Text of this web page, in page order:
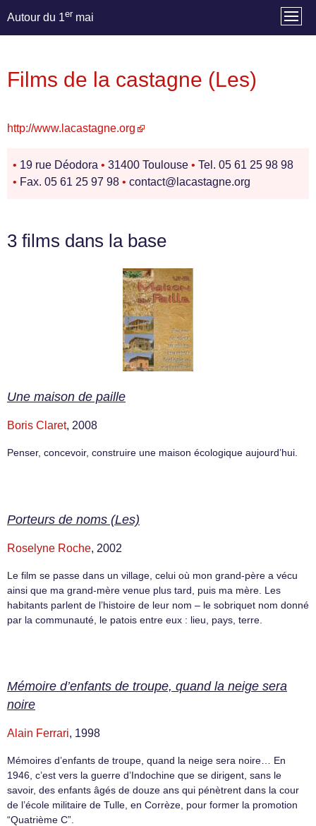
Autour du 1er mai
Films de la castagne (Les)
http://www.lacastagne.org
• 19 rue Déodora • 31400 Toulouse • Tel. 05 61 25 98 98
• Fax. 05 61 25 97 98 • contact@lacastagne.org
3 films dans la base
Une maison de paille
Boris Claret, 2008
Penser, concevoir, construire une maison écologique aujourd’hui.
Porteurs de noms (Les)
Roselyne Roche, 2002
Le film se passe dans un village, celui où mon grand-père a vécu
ainsi que ma grand-mère venue plus tard, puis ma mère. Les
habitants parlent de l’histoire de leur nom – le sobriquet nom donné
par la communauté, le patois entre eux : lieu, pays, terre.
Mémoire d’enfants de troupe, quand la neige sera
noire
Alain Ferrari, 1998
Mémoires d’enfants de troupe, quand la neige sera noire… En
1946, c’est vers la guerre d’Indochine que se dirigent, sans le
savoir, des enfants âgés de douze ans qui pénètrent dans la cour
de l’école militaire de Tulle, en Corrèze, pour former la promotion
“Quatrième C”.